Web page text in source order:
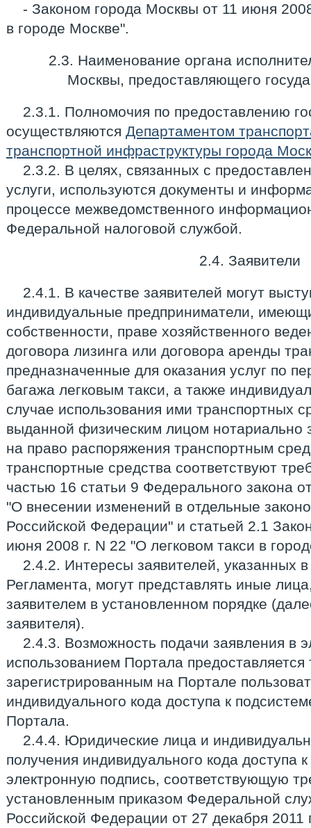
- Законом города Москвы от 11 июня
в городе Москве".
2.3. Наименование органа
Москвы, предоставляющего
2.3.1. Полномочия по предоставлению
осуществляются Департаментом
транспортной инфраструктуры города
2.3.2. В целях, связанных с
услуги, используются документы и
процессе межведомственного
Федеральной налоговой службой.
2.4. Заявители
2.4.1. В качестве заявителей могут
индивидуальные предприниматели,
собственности, праве хозяйственного
договора лизинга или договора аренды
предназначенные для оказания услуг по
багажа легковым такси, а также
случае использования ими транспортных
выданной физическим лицом нотариально
на право распоряжения транспортным
транспортные средства соответствуют
частью 16 статьи 9 Федерального закона
"О внесении изменений в отдельные
Российской Федерации" и статьей 2.1
июня 2008 г. N 22 "О легковом такси в
2.4.2. Интересы заявителей, указанных
Регламента, могут представлять иные
заявителем в установленном порядке
заявителя).
2.4.3. Возможность подачи заявления в
использованием Портала предоставляется
зарегистрированным на Портале
индивидуального кода доступа к
Портала.
2.4.4. Юридические лица и
получения индивидуального кода доступа
электронную подпись, соответствующую
установленным приказом Федеральной
Российской Федерации от 27 декабря 2011